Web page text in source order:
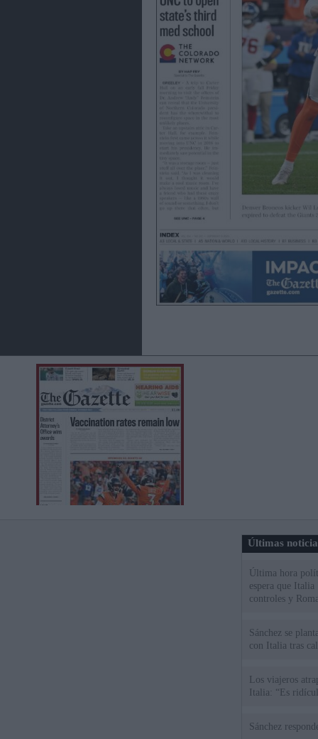
Últimas
Última hora
espera que
controles y
Sánchez se
con Italia tras
Los viajeros
Italia: “Es
Sánchez